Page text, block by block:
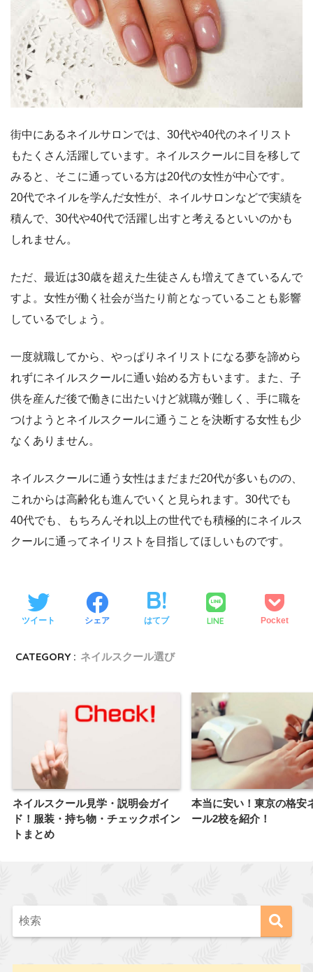
街中にあるネイルサロンでは、30代や40代のネイリスト
もたくさん活躍しています。ネイルスクールに目を移して
みると、そこに通っている方は20代の女性が中心です。
20代でネイルを学んだ女性が、ネイルサロンなどで実績を
積んで、30代や40代で活躍し出すと考えるといいのかも
しれません。
ただ、最近は30歳を超えた生徒さんも増えてきているんで
すよ。女性が働く社会が当たり前となっていることも影響
しているでしょう。
一度就職してから、やっぱりネイリストになる夢を諦めら
れずにネイルスクールに通い始める方もいます。また、子
供を産んだ後で働きに出たいけど就職が難しく、手に職を
つけようとネイルスクールに通うことを決断する女性も少
なくありません。
ネイルスクールに通う女性はまだまだ20代が多いものの、
これからは高齢化も進んでいくと見られます。30代でも
40代でも、もちろんそれ以上の世代でも積極的にネイルス
クールに通ってネイリストを目指してほしいものです。
ツイート シェア はてブ LINE Pocket
CATEGORY : ネイルスクール選び
ネイルスクール見学・説明会ガイ
ド！服装・持ち物・チェックポイン
トまとめ
本当に安い！東京の格安
ール2校を紹介！